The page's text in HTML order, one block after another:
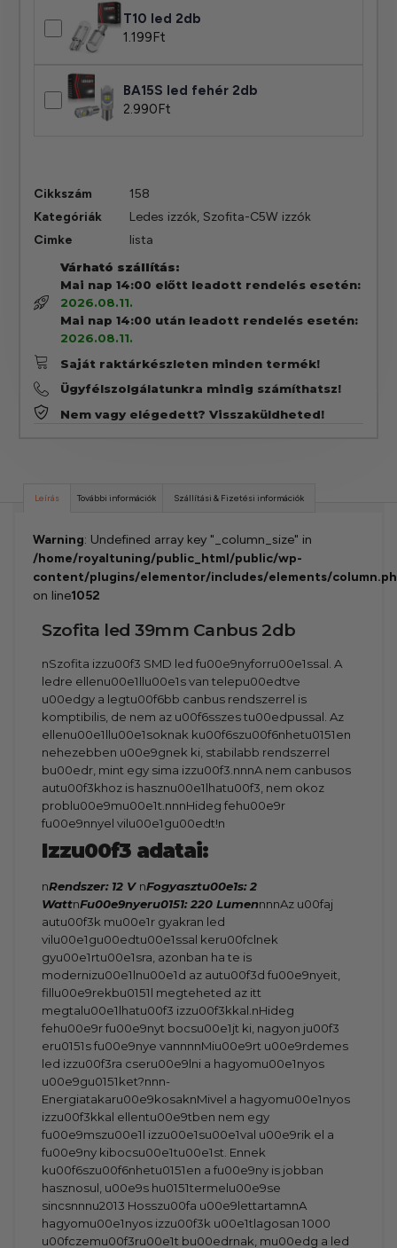
T10 led 2db
1.199 Ft
BA15S led fehér 2db
2.990 Ft
Cikkszám
158
Kategóriák
Ledes izzók, Szofita-C5W izzók
Cimke
lista
Várható szállítás:
Mai nap 14:00 előtt leadott rendelés esetén:
2026.08.11.
Mai nap 14:00 után leadott rendelés esetén:
2026.08.11.
Saját raktárkészleten minden termék!
Ügyfélszolgálatunkra mindig számíthatsz!
Nem vagy elégedett? Visszaküldheted!
Leírás További információk Szállítási & Fizetési információk
Warning: Undefined array key "_column_size" in
/home/royaltuning/public_html/public/wp-
content/plugins/elementor/includes/elements/
on line1052
Szofita led 39mm Canbus 2db
nSzofita izzu00f3 SMD led fu00e9nyforru00e1ssal. A
ledre ellenu00e1llu00e1s van telepu00edtve
u00edgy a legtu00f6bb canbus rendszerrel is
komptibilis, de nem az u00f6sszes tu00edpussal. Az
ellenu00e1llu00e1soknak ku00f6szu00f6nhetu0151en
nehezebben u00e9gnek ki, stabilabb rendszerrel
bu00edr, mint egy sima izzu00f3.nnnA nem canbusos
autu00f3khoz is hasznu00e1lhatu00f3, nem okoz
problu00e9mu00e1t.nnnHideg fehu00e9r
fu00e9nnyel vilu00e1gu00edt!n
Izzu00f3 adatai:
nRendszer: 12 V nFogyasztu00e1s: 2
WattnFu00e9nyeru0151: 220 LumennnnAz u00faj
autu00f3k mu00e1r gyakran led
vilu00e1gu00edtu00e1ssal keru00fclnek
gyu00e1rtu00e1sra, azonban ha te is
modernizu00e1lnu00e1d az autu00f3d fu00e9nyeit,
fillu00e9rekbu0151l megteheted az itt
megtalu00e1lhatu00f3 izzu00f3kkal.nHideg
fehu00e9r fu00e9nyt bocsu00e1jt ki, nagyon ju00f3
eru0151s fu00e9nye vannnnMiu00e9rt u00e9rdemes
led izzu00f3ra cseru00e9lni a hagyomu00e1nyos
u00e9gu0151ket?nnn-
Energiatakaru00e9kosaknMivel a hagyomu00e1nyos
izzu00f3kkal ellentu00e9tben nem egy
fu00e9mszu00e1l izzu00e1su00e1val u00e9rik el a
fu00e9ny kibocsu00e1tu00e1st. Ennek
ku00f6szu00f6nhetu0151en a fu00e9ny is jobban
hasznosul, u00e9s hu0151termelu00e9se
sincsnnnu2013 Hosszu00fa u00e9lettartamnA
hagyomu00e1nyos izzu00f3k u00e1tlagosan 1000
u00fczemu00f3ru00e1t bu00edrnak, mu00edg a led